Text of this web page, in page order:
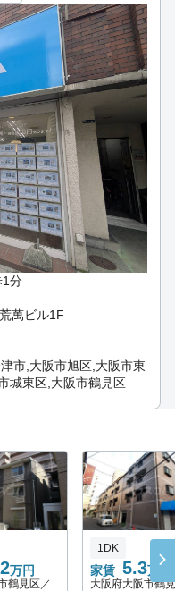
1分
萬ビル1F
市,大阪市旭区,大阪市東
城東区,大阪市鶴見区
万円
鶴見区／
家賃 5.3万円
1DK
大阪府大阪市鶴